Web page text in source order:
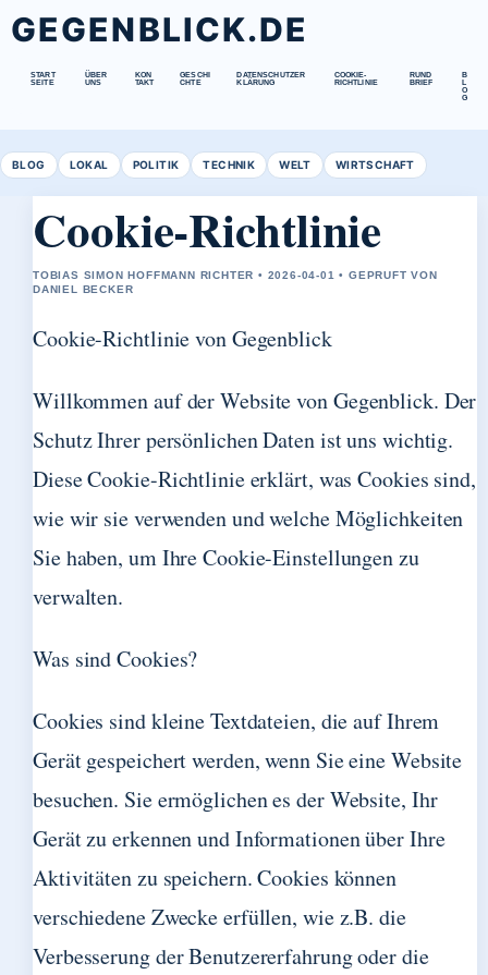
GEGENBLICK.DE
START
SEITE
ÜBER
UNS
KON
TAKT
GESCHI
CHTE
DATENSCHUTZER
KLÄRUNG
COOKIE-
RICHTLINIE
RUND
BRIEF
B
O
G
BLOG LOKAL POLITIK TECHNIK WELT WIRTSCHAFT
Cookie-Richtlinie
TOBIAS SIMON HOFFMANN RICHTER • 2026-04-01 • GEPRUFT VON
DANIEL BECKER
Cookie-Richtlinie von Gegenblick
Willkommen auf der Website von Gegenblick. Der
Schutz Ihrer persönlichen Daten ist uns wichtig.
Diese Cookie-Richtlinie erklärt, was Cookies sind,
wie wir sie verwenden und welche Möglichkeiten
Sie haben, um Ihre Cookie-Einstellungen zu
verwalten.
Was sind Cookies?
Cookies sind kleine Textdateien, die auf Ihrem
Gerät gespeichert werden, wenn Sie eine Website
besuchen. Sie ermöglichen es der Website, Ihr
Gerät zu erkennen und Informationen über Ihre
Aktivitäten zu speichern. Cookies können
verschiedene Zwecke erfüllen, wie z.B. die
Verbesserung der Benutzererfahrung oder die